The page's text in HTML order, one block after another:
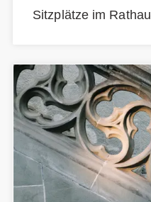
Sitzplätze im